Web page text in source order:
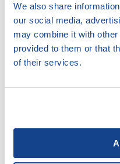
We also share
our social media,
may combine it with
provided to them or that
of their services.
Předchozí stránka1…44
Akreditace pro oddlužení
Mapa zadlužení